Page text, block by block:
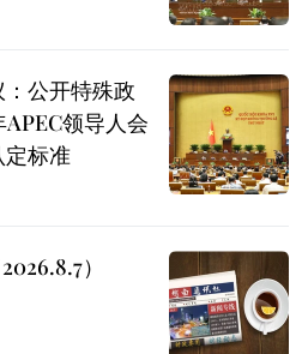
公开特殊政
领导人会
标准
）